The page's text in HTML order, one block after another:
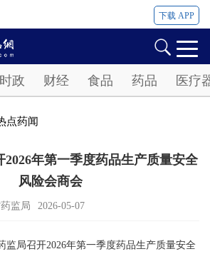
下载 APP
时政 财经 食品 药品 医疗
点药闻
2026年第一季度药品生产质量安全
风险会商会
监局 2026-05-07
局召开2026年第一季度药品生产质量安全